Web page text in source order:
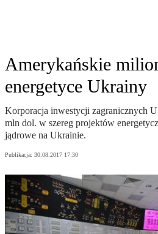
Amerykańskie
energetyce Ukrainy
Korporacja inwestycji zagranicznych
mln dol. w szereg projektów
jądrowe na Ukrainie.
Publikacja: 30.08.2017 17:30